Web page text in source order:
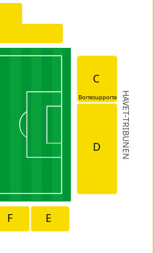
Bortesupporte
F E
D
C
HAVET-TRIBUNEN